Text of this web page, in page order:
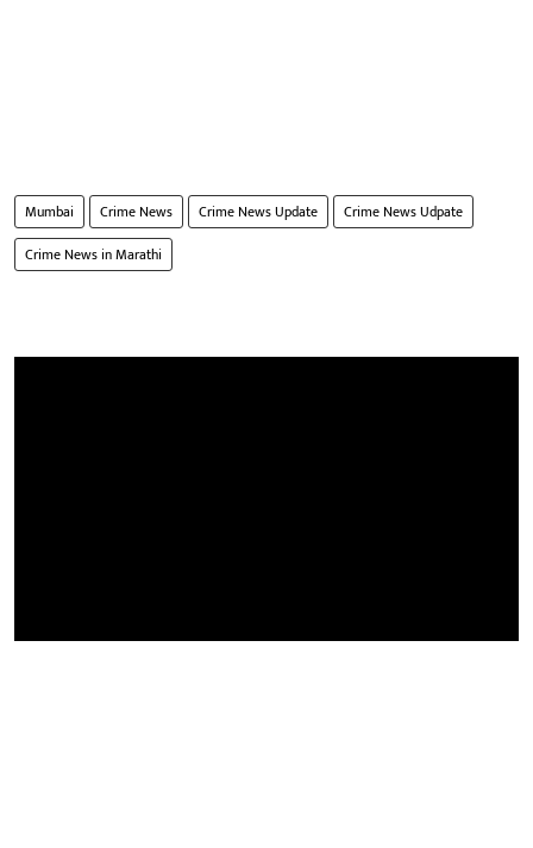
Mumbai Crime News Crime News Update
Crime News Udpate
Crime News in Marathi